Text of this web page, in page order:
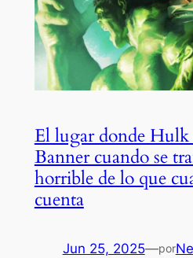
El lugar donde Hulk
Banner cuando se
horrible de lo que
cuenta
Jun 25, 2025—por